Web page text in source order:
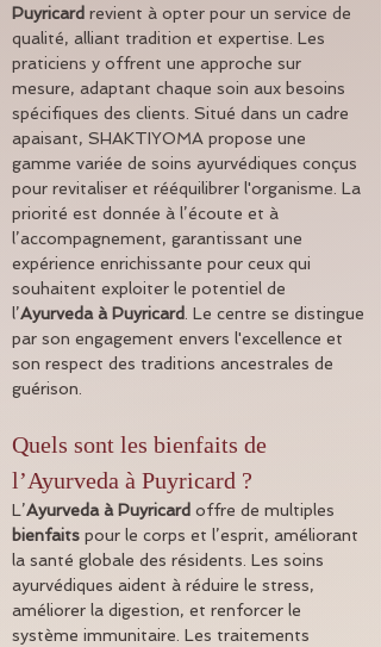
Puyricard revient à opter pour un service de
qualité, alliant tradition et expertise. Les
praticiens y offrent une approche sur
mesure, adaptant chaque soin aux besoins
spécifiques des clients. Situé dans un cadre
apaisant, SHAKTIYOMA propose une
gamme variée de soins ayurvédiques conçus
pour revitaliser et rééquilibrer l'organisme. La
priorité est donnée à l’écoute et à
l’accompagnement, garantissant une
expérience enrichissante pour ceux qui
souhaitent exploiter le potentiel de
l’Ayurveda à Puyricard . Le centre se distingue
par son engagement envers l'excellence et
son respect des traditions ancestrales de
guérison.
Quels sont les bienfaits de
l’Ayurveda à Puyricard ?
L’Ayurveda à Puyricard offre de multiples
bienfaits pour le corps et l’esprit, améliorant
la santé globale des résidents. Les soins
ayurvédiques aident à réduire le stress,
améliorer la digestion, et renforcer le
système immunitaire. Les traitements